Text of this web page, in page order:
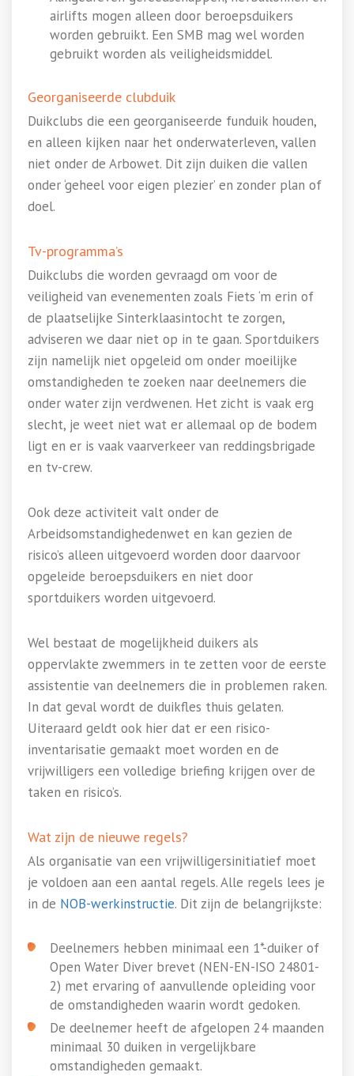
airlifts mogen alleen door beroepsduikers
worden gebruikt. Een SMB mag wel worden
gebruikt worden als veiligheidsmiddel.
Georganiseerde clubduik
Duikclubs die een georganiseerde funduik houden,
en alleen kijken naar het onderwaterleven, vallen
niet onder de Arbowet. Dit zijn duiken die vallen
onder ‘geheel voor eigen plezier’ en zonder plan of
doel.
Tv-programma’s
Duikclubs die worden gevraagd om voor de
veiligheid van evenementen zoals Fiets ‘m erin of
de plaatselijke Sinterklaasintocht te zorgen,
adviseren we daar niet op in te gaan. Sportduikers
zijn namelijk niet opgeleid om onder moeilijke
omstandigheden te zoeken naar deelnemers die
onder water zijn verdwenen. Het zicht is vaak erg
slecht, je weet niet wat er allemaal op de bodem
ligt en er is vaak vaarverkeer van reddingsbrigade
en tv-crew.
Ook deze activiteit valt onder de
Arbeidsomstandighedenwet en kan gezien de
risico’s alleen uitgevoerd worden door daarvoor
opgeleide beroepsduikers en niet door
sportduikers worden uitgevoerd.
Wel bestaat de mogelijkheid duikers als
oppervlakte zwemmers in te zetten voor de eerste
assistentie van deelnemers die in problemen raken.
In dat geval wordt de duikfles thuis gelaten.
Uiteraard geldt ook hier dat er een risico-
inventarisatie gemaakt moet worden en de
vrijwilligers een volledige briefing krijgen over de
taken en risico’s.
Wat zijn de nieuwe regels?
Als organisatie van een vrijwilligersinitiatief moet
je voldoen aan een aantal regels. Alle regels lees je
in de NOB-werkinstructie. Dit zijn de belangrijkste:
Deelnemers hebben minimaal een 1*-duiker of
Open Water Diver brevet (NEN-EN-ISO 24801-
2) met ervaring of aanvullende opleiding voor
de omstandigheden waarin wordt gedoken.
De deelnemer heeft de afgelopen 24 maanden
minimaal 30 duiken in vergelijkbare
omstandigheden gemaakt.